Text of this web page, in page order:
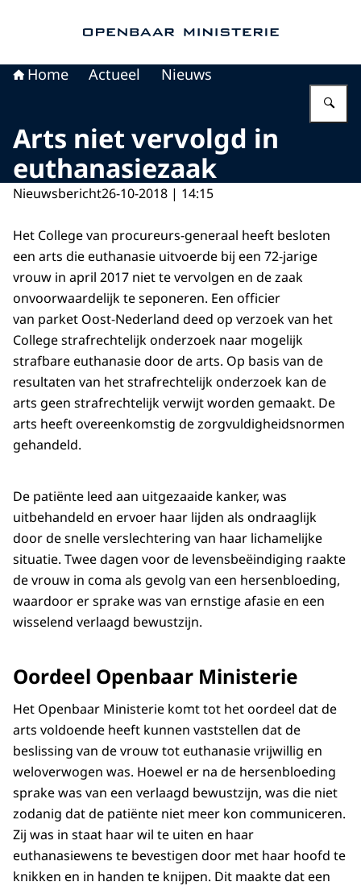
Home Actueel Nieuws
Arts niet vervolgd in
euthanasiezaak
Nieuwsbericht26-10-2018 | 14:15
Het College van procureurs-generaal heeft besloten
een arts die euthanasie uitvoerde bij een 72-jarige
vrouw in april 2017 niet te vervolgen en de zaak
onvoorwaardelijk te seponeren. Een officier
van parket Oost-Nederland deed op verzoek van het
College strafrechtelijk onderzoek naar mogelijk
strafbare euthanasie door de arts. Op basis van de
resultaten van het strafrechtelijk onderzoek kan de
arts geen strafrechtelijk verwijt worden gemaakt. De
arts heeft overeenkomstig de zorgvuldigheidsnormen
gehandeld.
De patiënte leed aan uitgezaaide kanker, was
uitbehandeld en ervoer haar lijden als ondraaglijk
door de snelle verslechtering van haar lichamelijke
situatie. Twee dagen voor de levensbeëindiging raakte
de vrouw in coma als gevolg van een hersenbloeding,
waardoor er sprake was van ernstige afasie en een
wisselend verlaagd bewustzijn.
Oordeel Openbaar Ministerie
Het Openbaar Ministerie komt tot het oordeel dat de
arts voldoende heeft kunnen vaststellen dat de
beslissing van de vrouw tot euthanasie vrijwillig en
weloverwogen was. Hoewel er na de hersenbloeding
sprake was van een verlaagd bewustzijn, was die niet
zodanig dat de patiënte niet meer kon communiceren.
Zij was in staat haar wil te uiten en haar
euthanasiewens te bevestigen door met haar hoofd te
knikken en in handen te knijpen. Dit maakte dat een